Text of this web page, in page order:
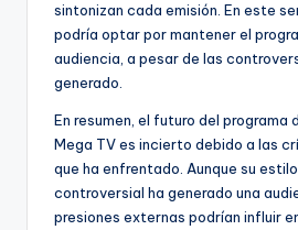
sintonizan cada emisión. En este
podría optar por mantener el
audiencia, a pesar de las
generado.
En resumen, el futuro del programa
Mega TV es incierto debido a las
que ha enfrentado. Aunque su
controversial ha generado una
presiones externas podrían influir